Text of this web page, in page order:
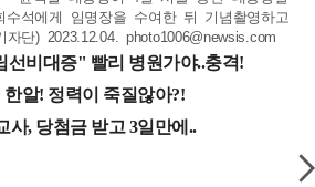
수석에게 임명장을 수여한 뒤 기념촬영하고
자단) 2023.12.04. photo1006@newsis.com